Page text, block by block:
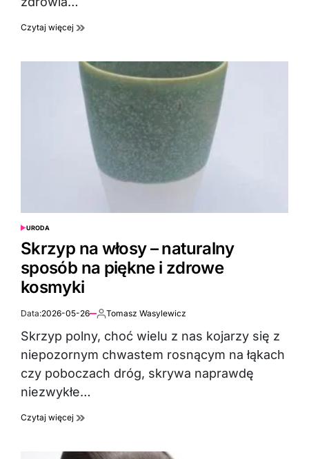
Czytaj więcej
POSTED
IN
URODA
Skrzyp na włosy – naturalny
sposób na piękne i zdrowe
kosmyki
Data:2026-05-26 Autor:
Tomasz Wasylewicz
Skrzyp polny, choć wielu z nas kojarzy się z
niepozornym chwastem rosnącym na łąkach
czy poboczach dróg, skrywa naprawdę
niezwykłe…
Czytaj więcej